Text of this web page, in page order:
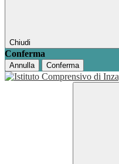
Chiudi
Conferma
Annulla Conferma